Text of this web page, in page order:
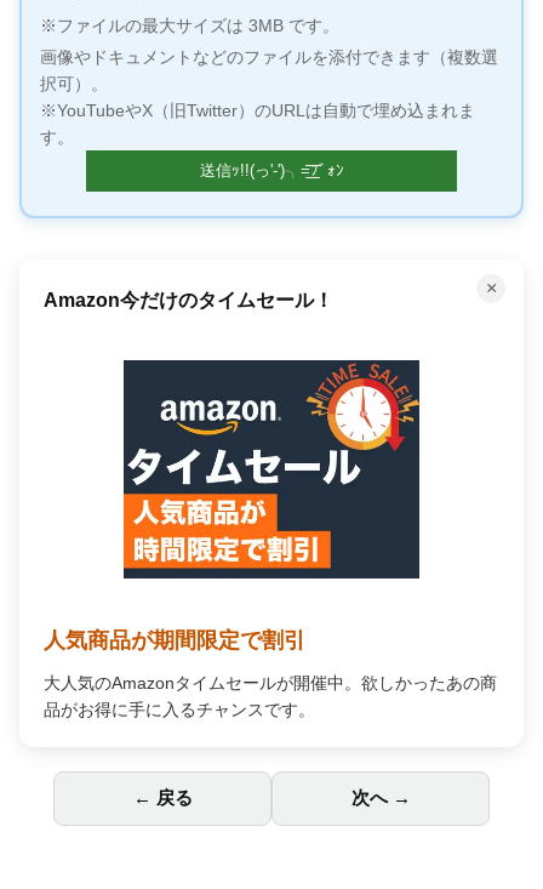
※ファイルの最大サイズは 3MB です。
画像やドキュメントなどのファイルを添付できます（複数選
択可）。
※YouTubeやX（旧Twitter）のURLは自動で埋め込まれま
す。
← 戻る 次へ →